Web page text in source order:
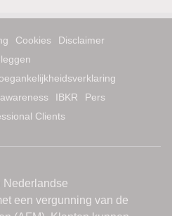
Cookies
Disclaimer
IBKR
Pers
Clients